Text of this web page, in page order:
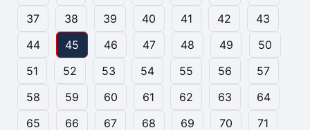
37
38 39 40 41 42
43
44
45 46 47 48 49
50
51
52 53 54 55 56
57
58
59 60 61 62 63
64
65
66 67 68 69 70
71